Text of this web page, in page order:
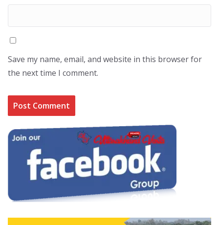
Save my name, email, and website in this browser for
the next time I comment.